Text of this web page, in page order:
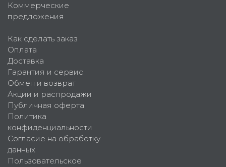
Коммерческие
предложения
Как сделать заказ
Оплата
Доставка
Гарантия и сервис
Обмен и возврат
Акции и распродажи
Публичная оферта
Политика
конфиденциальности
Согласие на обработку
данных
Пользовательское